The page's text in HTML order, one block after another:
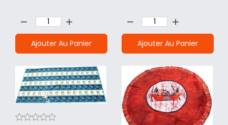
Ajouter Au Panier Ajouter Au Panier